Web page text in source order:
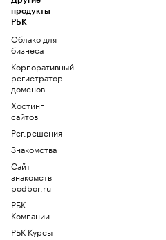
продукты
РБК
Облако для
бизнеса
Корпоративный
регистратор
доменов
Хостинг
сайтов
Рег.решения
Знакомства
Сайт
знакомств
podbor.ru
РБК
Компании
РБК Курсы